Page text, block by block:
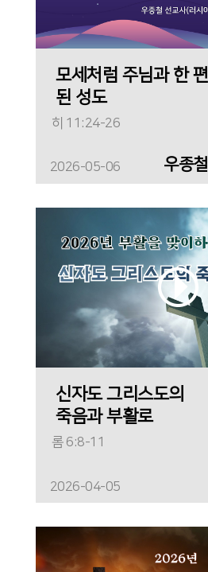
모세처럼 주님과 한 편
된 성도
히 11:24-26
2026-05-06
신자도 그리스도의
죽음과 부활로
롬 6:8-11
2026-04-05